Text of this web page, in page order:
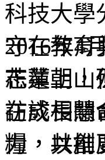
2016年4
花蓮朝山
訪談相關
力，共創